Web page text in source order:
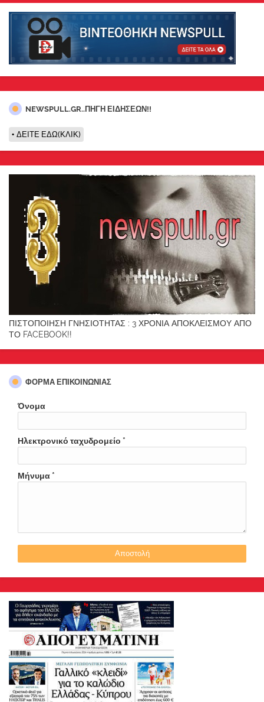
NEWSPULL.GR..ΠΗΓΗ ΕΙΔΗΣΕΩΝ!!
ΔΕΙΤΕ ΕΔΩ(ΚΛΙΚ)
ΠΙΣΤΟΠΟΙΗΣΗ ΓΝΗΣΙΟΤΗΤΑΣ : 3 ΧΡΟΝΙΑ ΑΠΟΚΛΕΙΣΜΟΥ ΑΠΟ
ΤΟ FACEBOOK!!
ΦΌΡΜΑ ΕΠΙΚΟΙΝΩΝΊΑΣ
Όνομα
Ηλεκτρονικό ταχυδρομείο *
Μήνυμα *